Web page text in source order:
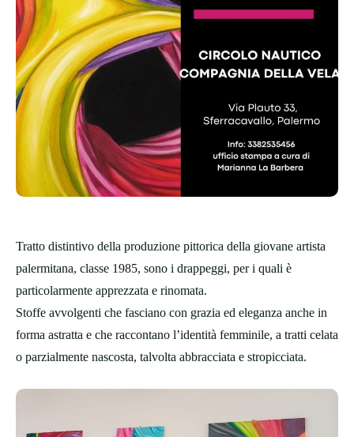
Tratto distintivo della produzione pittorica della giovane artista
palermitana, classe 1985, sono i drappeggi, per i quali è
particolarmente apprezzata e rinomata.
Stoffe avvolgenti che fasciano con grazia ed eleganza anche in
forma astratta e che raccontano l’identità femminile, a tratti celata
o parzialmente nascosta, talvolta abbracciata e stropicciata.